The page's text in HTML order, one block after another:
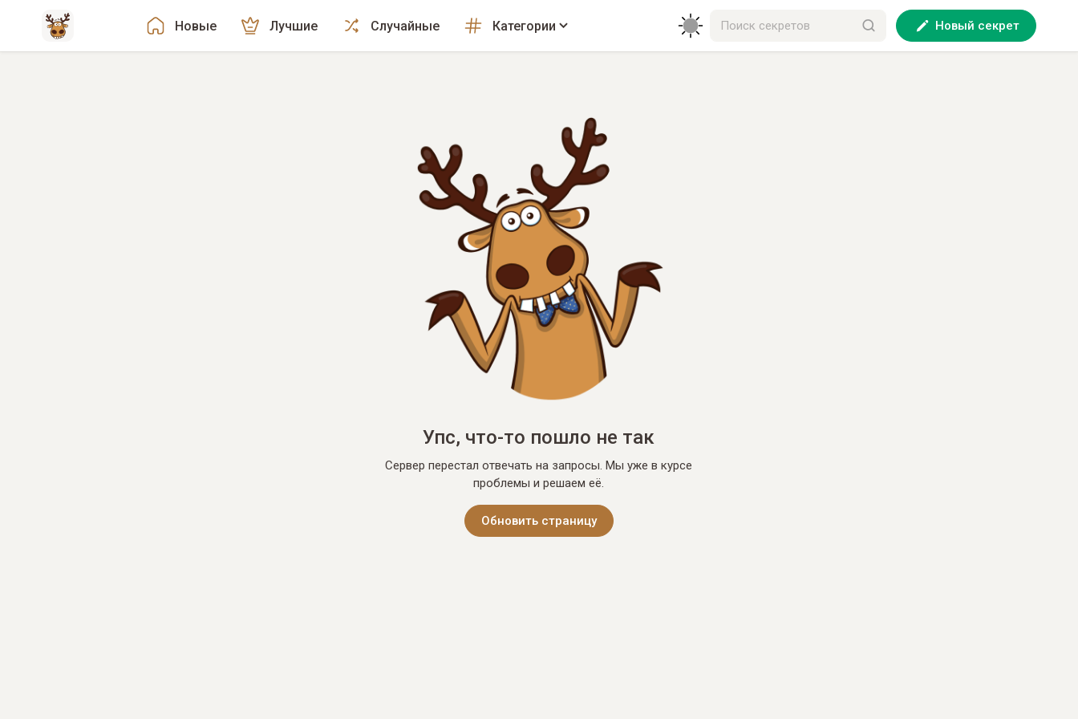
Новые Лучшие Случайные Категории Новый секрет
Упс, что-то пошло не так
Сервер перестал отвечать на запросы. Мы уже в курсе
проблемы и решаем её.
Обновить страницу